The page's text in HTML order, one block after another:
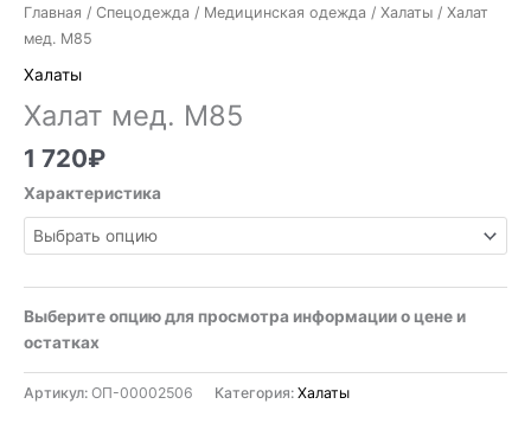
Главная / Спецодежда / Медицинская одежда / Халаты / Халат
мед. М85
Халаты
Халат мед. М85
1 720₽
Характеристика
Выберите опцию для просмотра информации о цене и
остатках
Артикул: ОП-00002506 Категория: Халаты